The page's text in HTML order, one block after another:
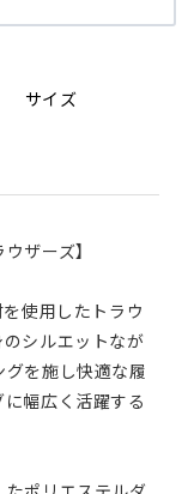
サイズ
ザーズ】
使用したトラウ
シルエットなが
グを施し快適な履
幅広く活躍する